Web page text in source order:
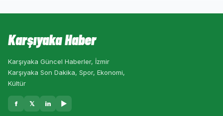
Karşıyaka Haber
Karşıyaka Güncel Haberler, İzmir
Karşıyaka Son Dakika, Spor, Ekonomi,
Kültür
f 𝕏 in ▶